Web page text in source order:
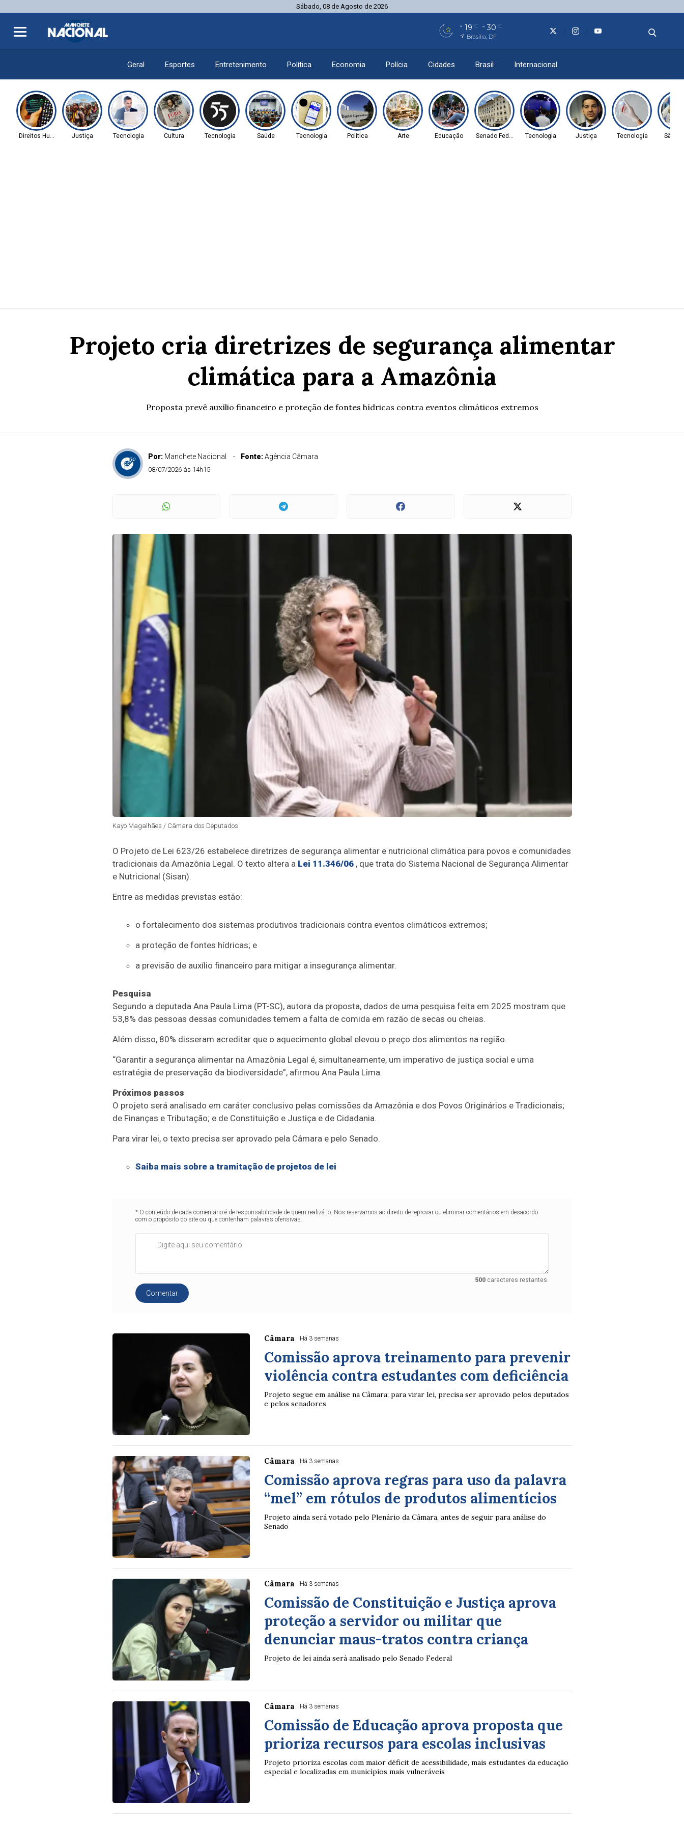
Sábado, 08 de Agosto de 2026
19°C 30°C
Brasília, DF
Geral Esportes Entretenimento Política Economia Polícia Cidades Brasil Internacional
Direitos Humanos Justiça Tecnologia Cultura Tecnologia Saúde Tecnologia Política Arte Educação Senado Federal Tecnologia Justiça Tecnologia São
Projeto cria diretrizes de segurança alimentar
climática para a Amazônia
Proposta prevê auxílio financeiro e proteção de fontes hídricas contra eventos climáticos extremos
Por: Manchete Nacional Fonte:Agência Câmara
08/07/2026 às 14h15
Kayo Magalhães / Câmara dos Deputados
O Projeto de Lei 623/26 estabelece diretrizes de segurança alimentar e nutricional climática para povos e comunidades
tradicionais da Amazônia Legal. O texto altera a Lei 11.346/06, que trata do Sistema Nacional de Segurança Alimentar
e Nutricional (Sisan).
Entre as medidas previstas estão:
o fortalecimento dos sistemas produtivos tradicionais contra eventos climáticos extremos;
a proteção de fontes hídricas; e
a previsão de auxílio financeiro para mitigar a insegurança alimentar.
Pesquisa
Segundo a deputada Ana Paula Lima (PT-SC), autora da proposta, dados de uma pesquisa feita em 2025 mostram que
53,8% das pessoas dessas comunidades temem a falta de comida em razão de secas ou cheias.
Além disso, 80% disseram acreditar que o aquecimento global elevou o preço dos alimentos na região.
“Garantir a segurança alimentar na Amazônia Legal é, simultaneamente, um imperativo de justiça social e uma
estratégia de preservação da biodiversidade”, afirmou Ana Paula Lima.
Próximos passos
O projeto será analisado em caráter conclusivo pelas comissões da Amazônia e dos Povos Originários e Tradicionais;
de Finanças e Tributação; e de Constituição e Justiça e de Cidadania.
Para virar lei, o texto precisa ser aprovado pela Câmara e pelo Senado.
Saiba mais sobre a tramitação de projetos de lei
* O conteúdo de cada comentário é de responsabilidade de quem realizá-lo. Nos reservamos ao direito de reprovar ou eliminar comentários em desacordo
com o propósito do site ou que contenham palavras ofensivas.
500 caracteres restantes.
Comentar
Câmara Há 3 semanas
Comissão aprova treinamento para prevenir
violência contra estudantes com deficiência
Projeto segue em análise na Câmara; para virar lei, precisa ser aprovado pelos deputados
e pelos senadores
Câmara Há 3 semanas
Comissão aprova regras para uso da palavra
“mel” em rótulos de produtos alimentícios
Projeto ainda será votado pelo Plenário da Câmara, antes de seguir para análise do
Senado
Câmara Há 3 semanas
Comissão de Constituição e Justiça aprova
proteção a servidor ou militar que
denunciar maus-tratos contra criança
Projeto de lei ainda será analisado pelo Senado Federal
Câmara Há 3 semanas
Comissão de Educação aprova proposta que
prioriza recursos para escolas inclusivas
Projeto prioriza escolas com maior déficit de acessibilidade, mais estudantes da educação
especial e localizadas em municípios mais vulneráveis